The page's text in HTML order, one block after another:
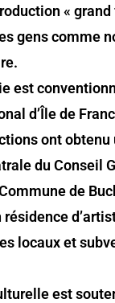
«
gens comme
est
d’Île de
ont obtenu
du Conseil
de
résidence
locaux et
est